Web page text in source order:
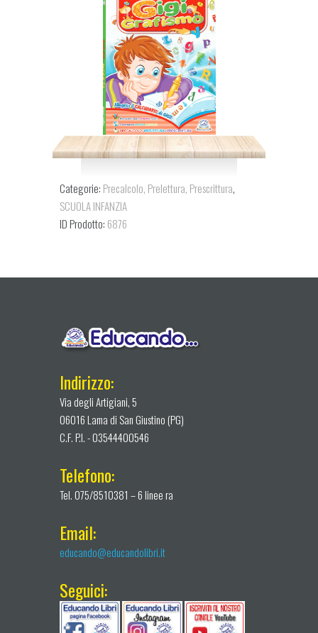
Categorie: Precalcolo, Prelettura, Prescrittura,
SCUOLA INFANZIA
ID Prodotto: 6876
Indirizzo:
Via degli Artigiani, 5
06016 Lama di San Giustino (PG)
C.F. P.I. - 03544400546
Telefono:
Tel. 075/8510381 – 6 linee ra
Email:
educando@educandolibri.it
Seguici: